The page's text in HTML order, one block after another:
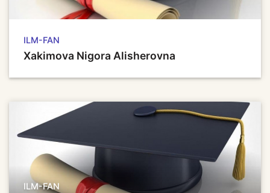
ILM-FAN
Xakimova Nigora Alisherovna
ILM-FAN